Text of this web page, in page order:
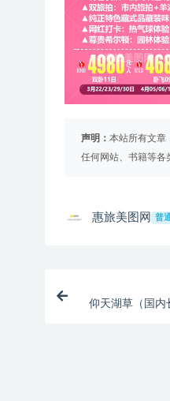
声明： 本站所有文章
任何网站、书籍等各
惠旅美图网 普
仰天湖草（国内